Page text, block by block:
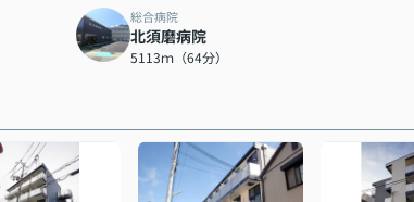
総合病院
北須磨病院
5113ｍ（64分）